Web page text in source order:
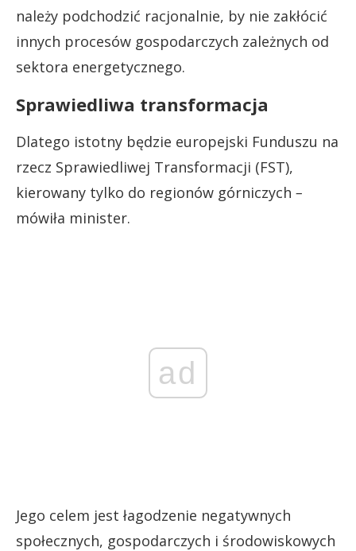
należy podchodzić racjonalnie, by nie zakłócić
innych procesów gospodarczych zależnych od
sektora energetycznego.
Sprawiedliwa transformacja
Dlatego istotny będzie europejski Funduszu na
rzecz Sprawiedliwej Transformacji (FST),
kierowany tylko do regionów górniczych –
mówiła minister.
ad
Jego celem jest łagodzenie negatywnych
społecznych, gospodarczych i środowiskowych